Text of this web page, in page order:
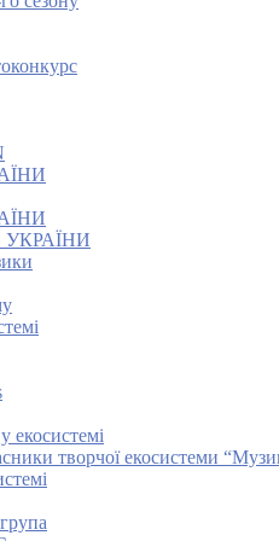
творчої екосистеми